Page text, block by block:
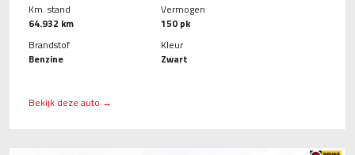
Km. stand
64.932 km
Brandstof
Benzine
Vermogen
150 pk
Kleur
Zwart
Bekijk deze auto →